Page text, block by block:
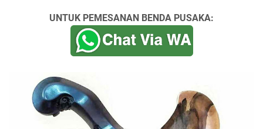
UNTUK PEMESANAN BENDA PUSAKA: